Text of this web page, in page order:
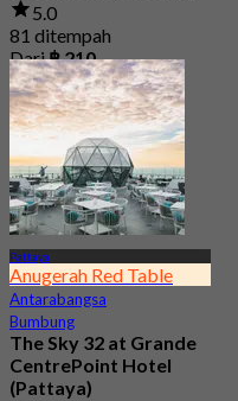
5.0
81 ditempah
Dari฿ 210
Pattaya
Anugerah Red Table
Antarabangsa
Bumbung
The Sky 32 at Grande
CentrePoint Hotel
(Pattaya)